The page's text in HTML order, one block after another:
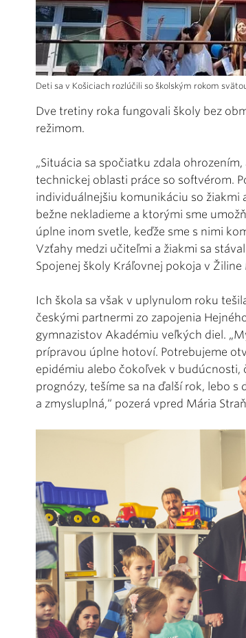
Deti sa v Košiciach rozlúčili so školským rokom
Dve tretiny roka fungovali školy bez
režimom.
„Situácia sa spočiatku zdala
technickej oblasti práce so softvérom.
individuálnejšiu komunikáciu so žiakmi
bežne nekladieme a ktorými sme
úplne inom svetle, keďže sme s nimi
Vzťahy medzi učiteľmi a žiakmi sa
Spojenej školy Kráľovnej pokoja v Žiline
Ich škola sa však v uplynulom roku
českými partnermi zo zapojenia
gymnazistov Akadémiu veľkých diel.
prípravou úplne hotoví. Potrebujeme
epidémiu alebo čokoľvek v budúcnosti,
prognózy, tešíme sa na ďalší rok, lebo
a zmysluplná,“ pozerá vpred Mária